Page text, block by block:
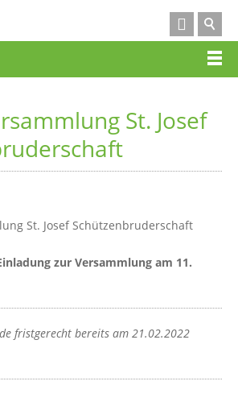

St. Josef
zur Versammlung am 11.
fristgerecht bereits am 21.02.2022